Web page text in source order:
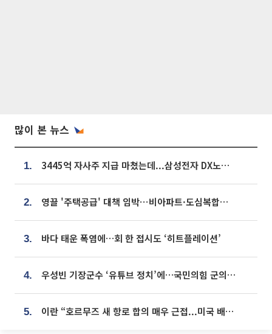
많이 본 뉴스
1. 3445억 자사주 지급 마쳤는데...삼성전자 DX노조, 뒤늦은 '떼쓰기 집회'
2. 영끌 '주택공급' 대책 임박⋯비아파트·도심복합까지 총동원
3. 바다 태운 폭염에…회 한 접시도 ‘히트플레이션’
4. 우성빈 기장군수 ‘유튜브 정치’에…국민의힘 군의원들 집단 반발
5. 이란 “호르무즈 새 항로 합의 매우 근접...미국 배상 먼저”